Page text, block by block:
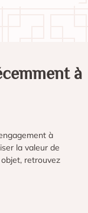
à
à
la valeur de
retrouvez